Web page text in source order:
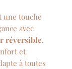
une touche
avec
réversible.
et
à toutes